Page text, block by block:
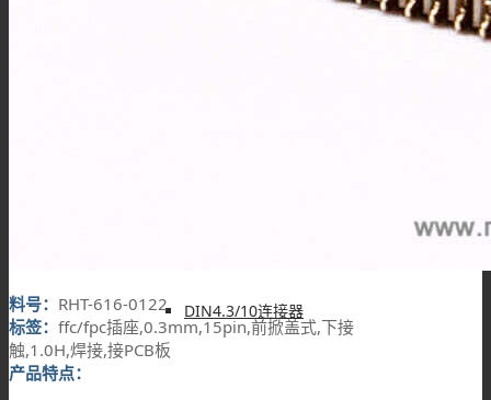
DIN4.3/10连接器
料号： RHT-616-0122
标签： ffc/fpc插座,0.3mm,15pin,前掀盖式,下接
触,1.0H,焊接,接PCB板
产品特点：